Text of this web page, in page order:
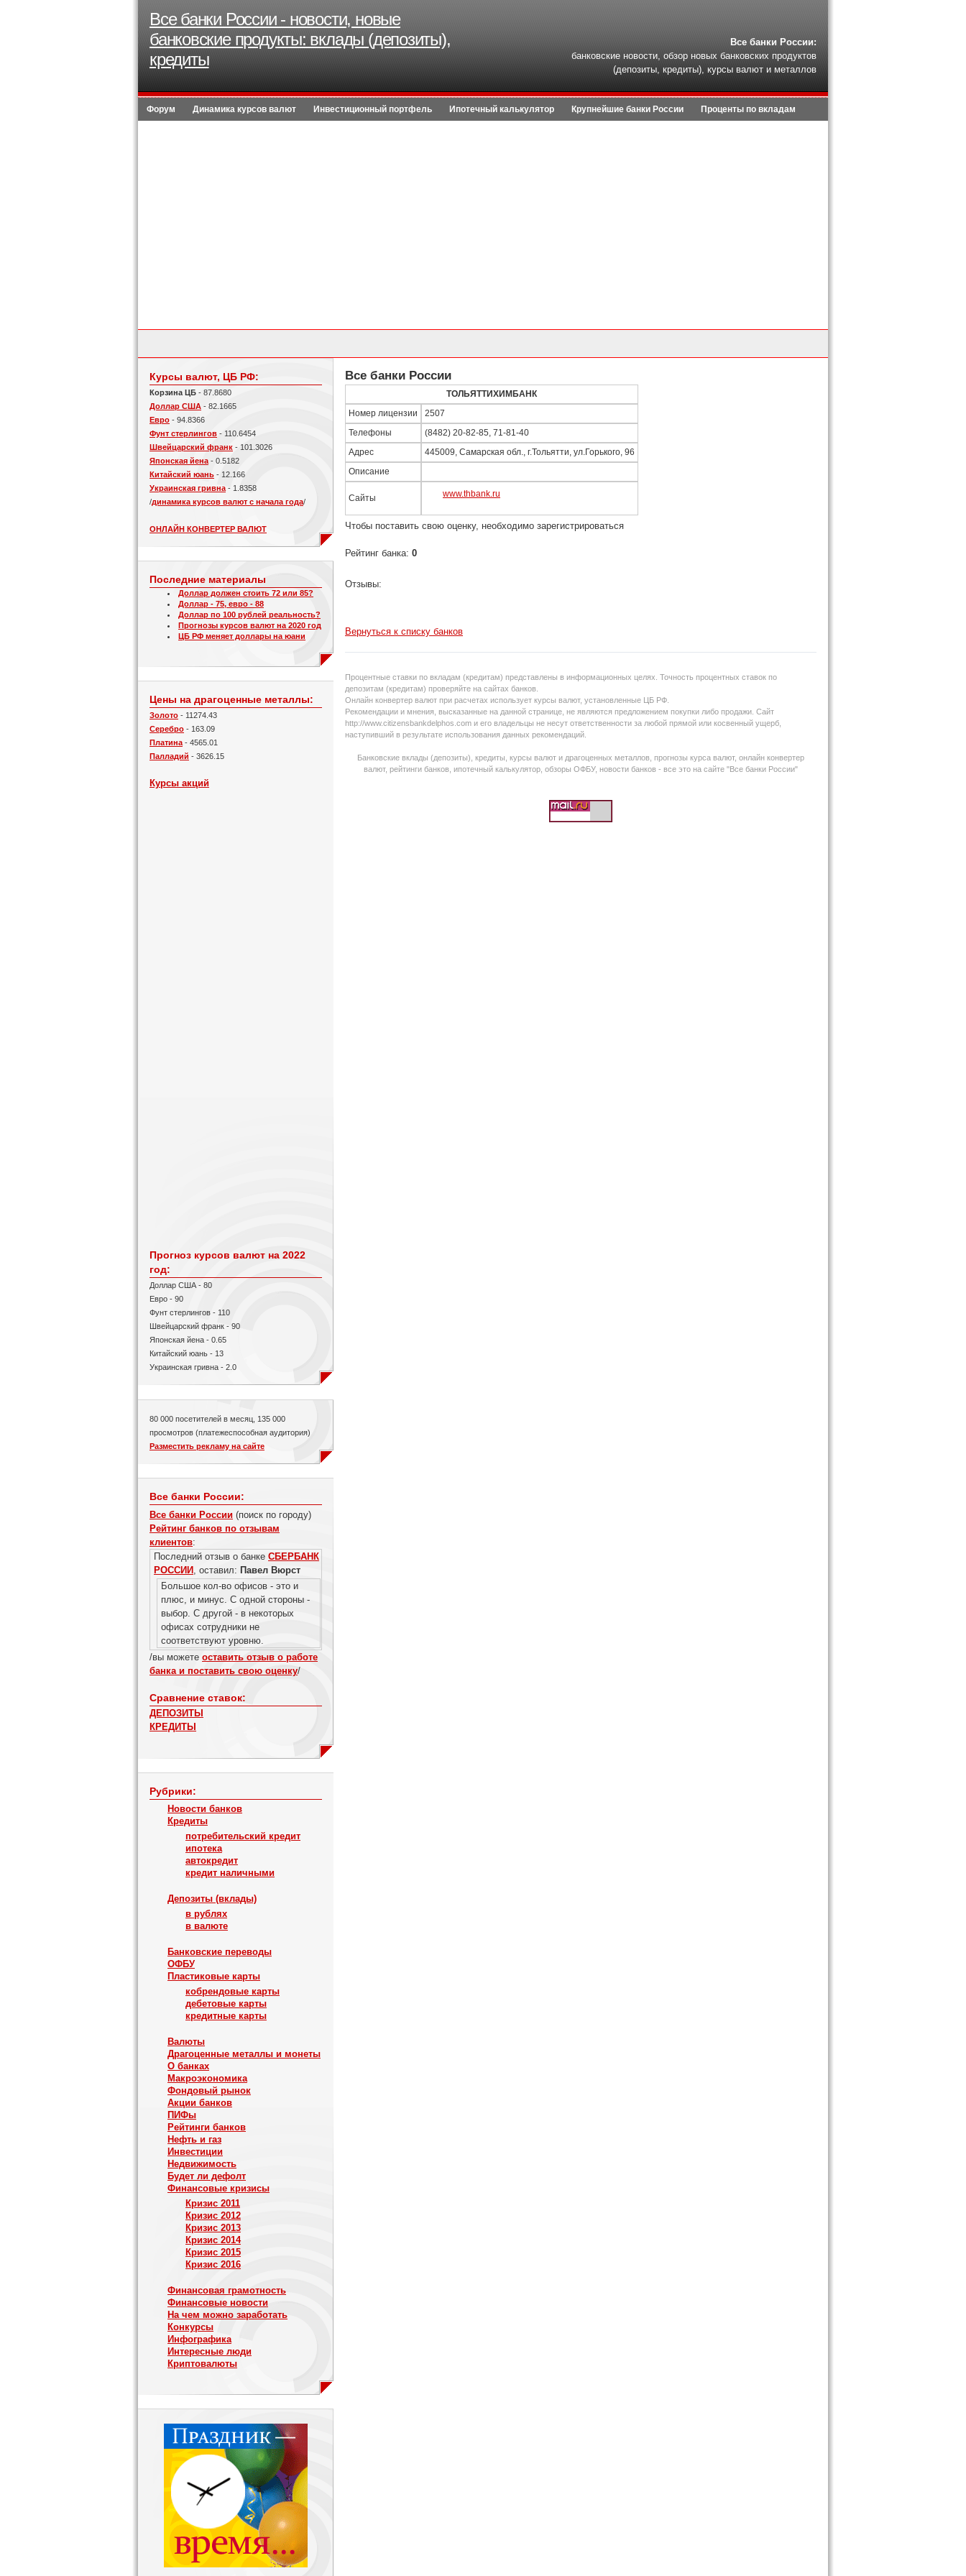
Все банки России - новости, новые
банковские продукты: вклады (депозиты),
кредиты
Все банки России:
банковские новости, обзор новых банковских продуктов
(депозиты, кредиты), курсы валют и металлов
Форум Динамика курсов валют Инвестиционный портфель Ипотечный калькулятор Крупнейшие банки России Проценты по вкладам
Курсы валют, ЦБ РФ:
Корзина ЦБ - 87.8680
Доллар США - 82.1665
Евро - 94.8366
Фунт стерлингов - 110.6454
Швейцарский франк - 101.3026
Японская йена - 0.5182
Китайский юань - 12.166
Украинская гривна - 1.8358
/динамика курсов валют с начала года/
ОНЛАЙН КОНВЕРТЕР ВАЛЮТ
Последние материалы
Доллар должен стоить 72 или 85?
Доллар - 75, евро - 88
Доллар по 100 рублей реальность?
Прогнозы курсов валют на 2020 год
ЦБ РФ меняет доллары на юани
Цены на драгоценные металлы:
Золото - 11274.43
Серебро - 163.09
Платина - 4565.01
Палладий - 3626.15
Курсы акций
Прогноз курсов валют на 2022
год:
Доллар США - 80
Евро - 90
Фунт стерлингов - 110
Швейцарский франк - 90
Японская йена - 0.65
Китайский юань - 13
Украинская гривна - 2.0
80 000 посетителей в месяц, 135 000
просмотров (платежеспособная аудитория)
Разместить рекламу на сайте
Все банки России:
Все банки России (поиск по городу)
Рейтинг банков по отзывам
клиентов:
Последний отзыв о банке СБЕРБАНК
РОССИИ , оставил: Павел Вюрст
Большое кол-во офисов - это и
плюс, и минус. С одной стороны -
выбор. С другой - в некоторых
офисах сотрудники не
соответствуют уровню.
/вы можете оставить отзыв о работе
банка и поставить свою оценку/
Сравнение ставок:
ДЕПОЗИТЫ
КРЕДИТЫ
Рубрики:
Новости банков
Кредиты
потребительский кредит
ипотека
автокредит
кредит наличными
Депозиты (вклады)
в рублях
в валюте
Банковские переводы
ОФБУ
Пластиковые карты
кобрендовые карты
дебетовые карты
кредитные карты
Валюты
Драгоценные металлы и монеты
О банках
Макроэкономика
Фондовый рынок
Акции банков
ПИФы
Рейтинги банков
Нефть и газ
Инвестиции
Недвижимость
Будет ли дефолт
Финансовые кризисы
Кризис 2011
Кризис 2012
Кризис 2013
Кризис 2014
Кризис 2015
Кризис 2016
Финансовая грамотность
Финансовые новости
На чем можно заработать
Конкурсы
Инфографика
Интересные люди
Криптовалюты
Все банки России
ТОЛЬЯТТИХИМБАНК
Номер лицензии 2507
Телефоны (8482) 20-82-85, 71-81-40
Адрес 445009, Самарская обл., г.Тольятти, ул.Горького, 96
Описание
Сайты
www.thbank.ru
Чтобы поставить свою оценку, необходимо зарегистрироваться
Рейтинг банка: 0
Отзывы:
Вернуться к списку банков
Процентные ставки по вкладам (кредитам) представлены в информационных целях. Точность процентных ставок по
депозитам (кредитам) проверяйте на сайтах банков.
Онлайн конвертер валют при расчетах использует курсы валют, установленные ЦБ РФ.
Рекомендации и мнения, высказанные на данной странице, не являются предложением покупки либо продажи. Сайт
http://www.citizensbankdelphos.com и его владельцы не несут ответственности за любой прямой или косвенный ущерб,
наступивший в результате использования данных рекомендаций.
Банковские вклады (депозиты), кредиты, курсы валют и драгоценных металлов, прогнозы курса валют, онлайн конвертер
валют, рейтинги банков, ипотечный калькулятор, обзоры ОФБУ, новости банков - все это на сайте "Все банки России"